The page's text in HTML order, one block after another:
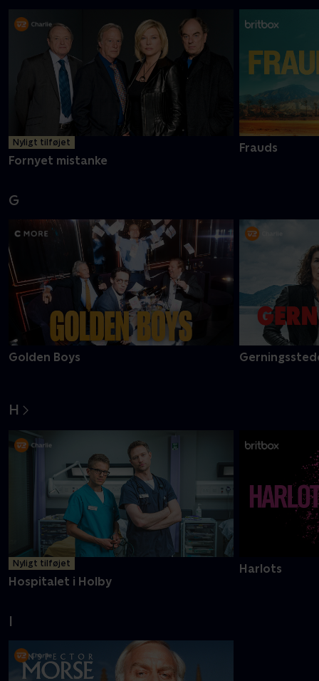
Nyligt tilføjet
Fornyet mistanke
Frauds
G
Golden Boys
H
Nyligt tilføjet
Hospitalet i Holby
Harlots
I